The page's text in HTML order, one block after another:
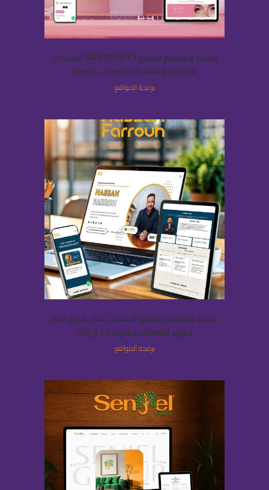
برمجة وتصميم موقع SAFA BEAUTY لمنتجات
التجميل والعناية بالرموش والوجه
برمجة المواقع
برمجة وتصميم موقع الاستاذ حسان فروح خبير
تطوير الشركات وشهادات الISO
برمجة المواقع